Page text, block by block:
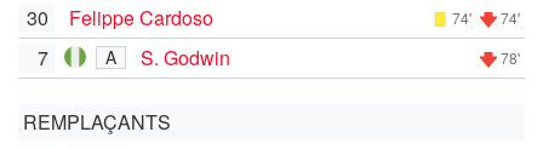
30 Felippe Cardoso 74' 74'
7 A S. Godwin 78'
REMPLAÇANTS